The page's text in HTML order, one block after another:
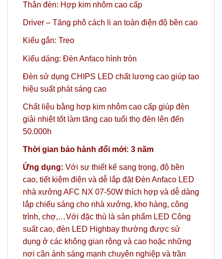
Thân đèn: Hợp kim nhôm cao cấp
Driver – Tăng phô cách li an toàn điện độ bền cao
Kiểu gắn: Treo
Kiểu dáng: Đèn Anfaco hình tròn
Đèn sử dụng CHIPS LED chất lượng cao giúp tạo
hiệu suất phát sáng cao
Chất liệu bằng hợp kim nhôm cao cấp giúp đèn
giải nhiệt tốt làm tăng cao tuổi thọ đèn lên đến
50.000h
Thời gian bảo hành đổi mới: 3 năm
Ứng dụng: Với sự thiết kế sang trọng, độ bền
cao, tiết kiệm điện và dễ lắp đặt Đèn Anfaco LED
nhà xưởng AFC NX 07-50W thích hợp và dễ dàng
lắp chiếu sáng cho nhà xưởng, kho hàng, công
trình, chợ,…Với đặc thù là sản phẩm LED Công
suất cao, đèn LED Highbay thường được sử
dụng ở các không gian rộng và cao hoặc những
nơi cần ánh sáng mạnh chuyên nghiệp và trần